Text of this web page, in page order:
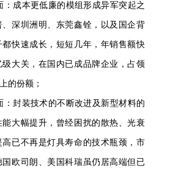
：成本更低廉的模组形成异军突起之
、深圳洲明、东莞鑫铨，以及国企背
都快速成长，短短几年，年销售额快
大关，在国内已成品牌企业，占领
的份额；
：封装技术的不断改进及新型材料的
能大幅提升，曾经困扰的散热、光衰
高已不再是灯具寿命的技术瓶颈，市
国欧司朗、美国科瑞虽仍居高端但已